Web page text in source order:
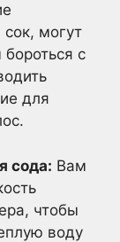
могут
с
для
сода: Вам
чтобы
воду